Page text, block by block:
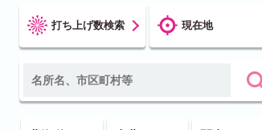
打ち上げ数検索 現在地